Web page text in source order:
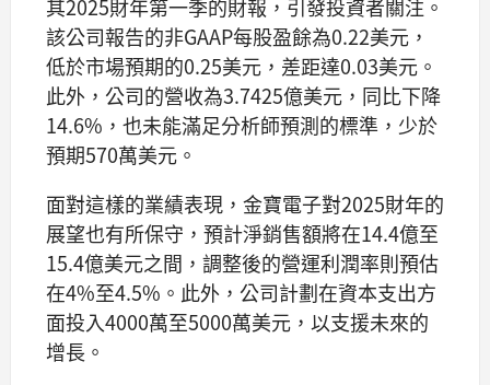
其2025財年第一季的財報，引發投資者關注。
該公司報告的非GAAP每股盈餘為0.22美元，
低於市場預期的0.25美元，差距達0.03美元。
此外，公司的營收為3.7425億美元，同比下降
14.6%，也未能滿足分析師預測的標準，少於
預期570萬美元。
面對這樣的業績表現，金寶電子對2025財年的
展望也有所保守，預計淨銷售額將在14.4億至
15.4億美元之間，調整後的營運利潤率則預估
在4%至4.5%。此外，公司計劃在資本支出方
面投入4000萬至5000萬美元，以支援未來的
增長。